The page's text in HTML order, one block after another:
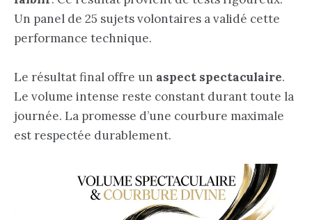
Un panel de 25 sujets volontaires a validé cette
performance technique.
Le résultat final offre un aspect spectaculaire.
Le volume intense reste constant durant toute la
journée. La promesse d’une courbure maximale
est respectée durablement.